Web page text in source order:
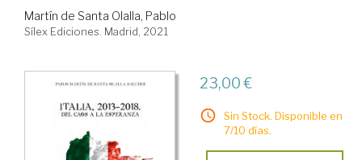
Martín de Santa Olalla, Pablo
Sílex Ediciones. Madrid, 2021
23,00 €
Sin Stock. Disponible en
7/10 días.